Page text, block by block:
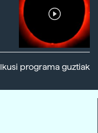
Ikusi programa guztiak